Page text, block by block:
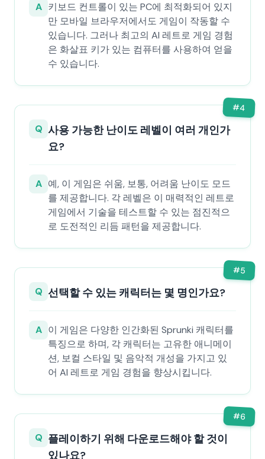
A 키보드 컨트롤이 있는 PC에 최적화되어 있지
만 모바일 브라우저에서도 게임이 작동할 수
있습니다. 그러나 최고의 AI 레트로 게임 경험
은 화살표 키가 있는 컴퓨터를 사용하여 얻을
수 있습니다.
#4
Q 사용 가능한 난이도 레벨이 여러 개인가
요?
A 예, 이 게임은 쉬움, 보통, 어려움 난이도 모드
를 제공합니다. 각 레벨은 이 매력적인 레트로
게임에서 기술을 테스트할 수 있는 점진적으
로 도전적인 리듬 패턴을 제공합니다.
#5
Q 선택할 수 있는 캐릭터는 몇 명인가요?
A 이 게임은 다양한 인간화된 Sprunki 캐릭터를
특징으로 하며, 각 캐릭터는 고유한 애니메이
션, 보컬 스타일 및 음악적 개성을 가지고 있
어 AI 레트로 게임 경험을 향상시킵니다.
#6
Q 플레이하기 위해 다운로드해야 할 것이
있나요?